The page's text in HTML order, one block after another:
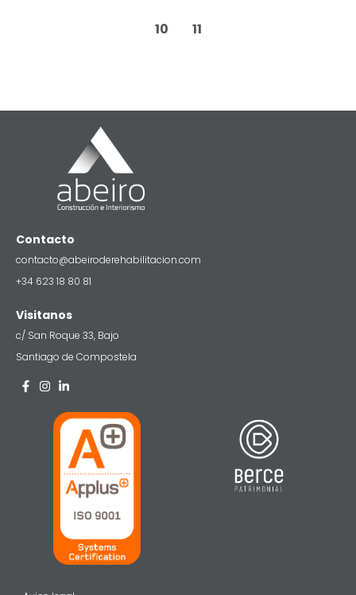
10 11
Contacto
contacto@abeiroderehabilitacion.com
+34 623 18 80 81
Visitanos
c/ San Roque 33, Bajo
Santiago de Compostela